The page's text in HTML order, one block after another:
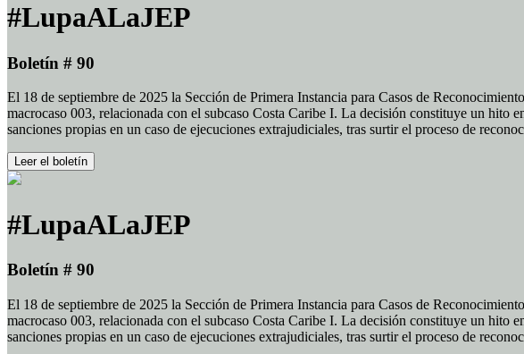
#LupaALaJEP
Boletín # 90
El 18 de septiembre de 2025 la Sección de Primera Instancia para Casos de
macrocaso 003, relacionada con el subcaso Costa Caribe I. La decisión constituye un
sanciones propias en un caso de ejecuciones extrajudiciales, tras surtir el proceso de
Leer el boletín
#LupaALaJEP
Boletín # 90
El 18 de septiembre de 2025 la Sección de Primera Instancia para Casos de
macrocaso 003, relacionada con el subcaso Costa Caribe I. La decisión constituye un
sanciones propias en un caso de ejecuciones extrajudiciales, tras surtir el proceso de